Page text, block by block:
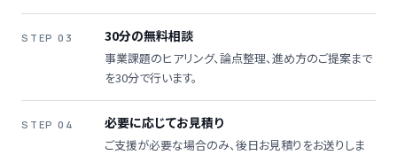
STEP 03 30分の無料相談
事業課題のヒアリング、論点整理、進め方のご提案まで
を30分で行います。
STEP 04 必要に応じてお見積り
ご支援が必要な場合のみ、後日お見積りをお送りしま